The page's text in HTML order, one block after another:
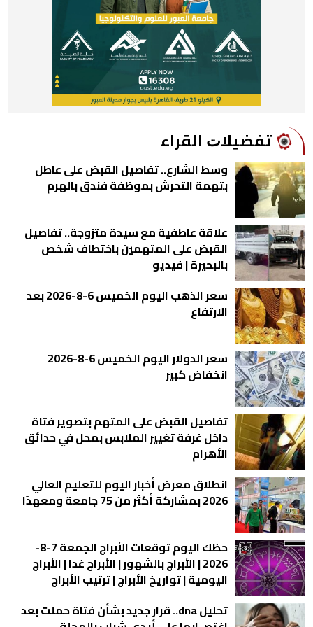
ﺗﻔﻀﻴﻼﺕ اﻟﻘﺮاء
وسط الشارع.. تفاصيل القبض على عاطل
بتهمة التحرش بموظفة فندق بالهرم
علاقة عاطفية مع سيدة متزوجة.. تفاصيل
القبض على المتهمين باختطاف شخص
بالبحيرة | فيديو
سعر الذهب اليوم الخميس 6-8-2026 بعد
الارتفاع
سعر الدولار اليوم الخميس 6-8-2026
انخفاض كبير
تفاصيل القبض على المتهم بتصوير فتاة
داخل غرفة تغيير الملابس بمحل في حدائق
الأهرام
انطلاق معرض أخبار اليوم للتعليم العالي
2026 بمشاركة أكثر من 75 جامعة ومعهدًا
حظك اليوم توقعات الأبراج الجمعة 7-8-
2026 | الأبراج بالشهور | الأبراج غدا | الأبراج
اليومية | تواريخ الأبراج | ترتيب الأبراج
تحليل dna.. قرار جديد بشأن فتاة حملت بعد